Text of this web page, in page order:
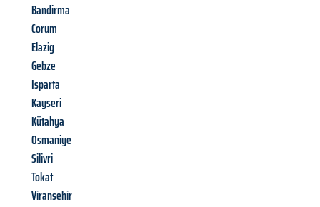
Bandirma
Corum
Elazig
Gebze
Isparta
Kayseri
Kütahya
Osmaniye
Silivri
Tokat
Viransehir